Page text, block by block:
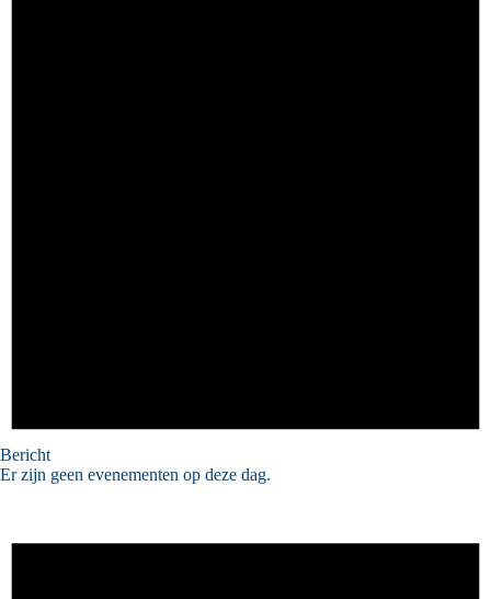
Bericht
Er zijn geen evenementen op deze dag.